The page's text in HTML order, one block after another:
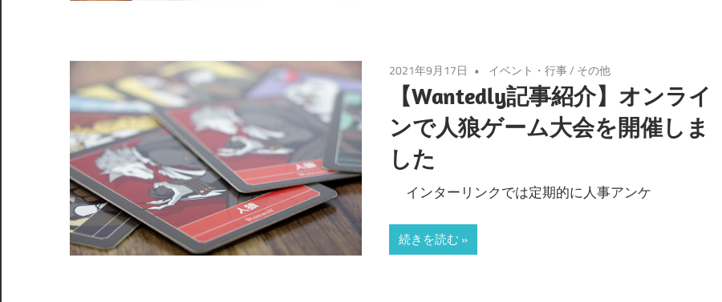
2021年9月17日 イベント・行事/ その他
【Wantedly記事紹介】オンライ
ンで人狼ゲーム大会を開催しま
した
インターリンクでは定期的に人事アンケ
続きを読む